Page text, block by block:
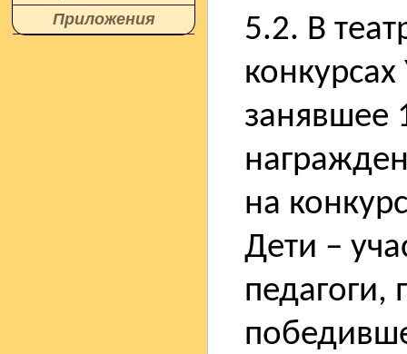
Приложения
5.2. В
занявшее
на
Дети –